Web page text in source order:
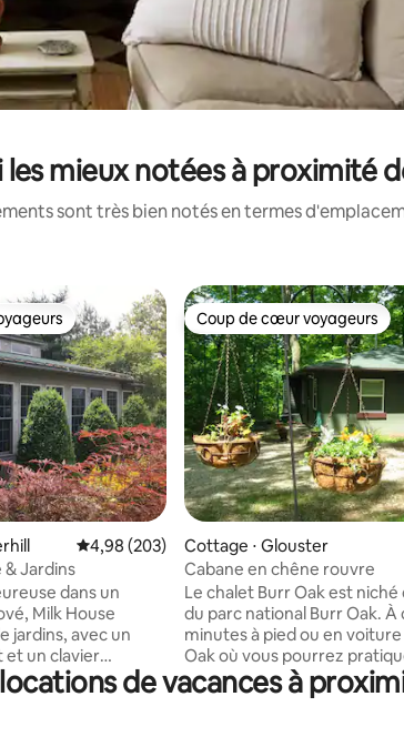
mieux notées à proximité
sont très bien notés en termes
215 commentaires : 4,99 sur 5
les plus appréciés
Évaluation moyenne sur la base de 203
4,98 (203)
& Jardins
dans un
Milk House
jardins, avec un
et un clavier
autonome. Situé
et amish de
Coup de cœur voyageurs
Coup de cœur voyageurs
Cottage ⋅ Glouster
Cabane en chêne rouvre
Le chalet Burr Oak est niché
du parc national Burr Oak. À quelques
minutes à pied ou en
Oak où vous pourrez
(permis requis), la
navigation de plaisance. Les
de vacances à